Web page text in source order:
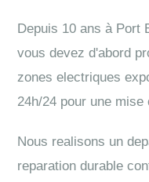
Depuis 10 ans à Port
vous devez d'abord
zones electriques
24h/24 pour une
Nous realisons un
reparation durable